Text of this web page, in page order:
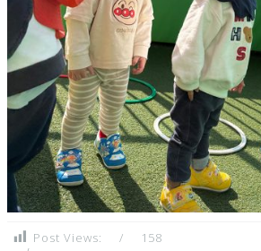
Post Views: 158